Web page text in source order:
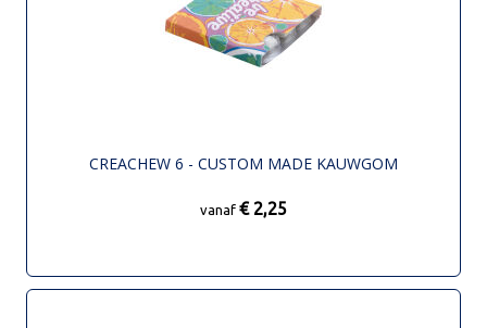
CREACHEW 6 - CUSTOM MADE KAUWGOM
vanaf € 2,25